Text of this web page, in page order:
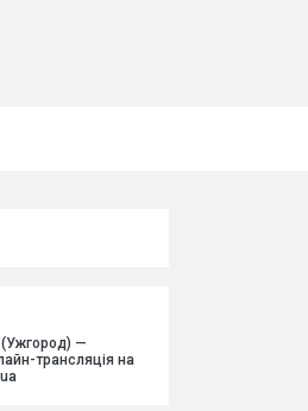
(Ужгород) —
трансляція на